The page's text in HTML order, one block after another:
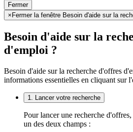
Fermer
× Fermer la fenêtre Besoin d'aide sur la
Besoin d'aide sur la
d'emploi ?
Besoin d'aide sur la recherche d'offres
informations essentielles en cliquant sur
1. Lancer votre recherche
Pour lancer une recherche
un des deux champs :